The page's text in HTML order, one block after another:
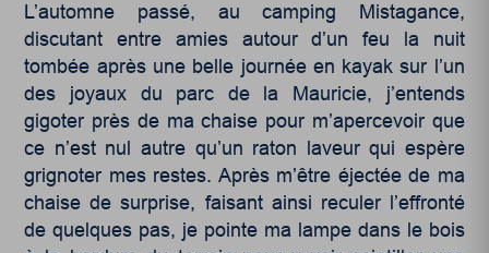
L’automne passé, au camping Mistagance,
discutant entre amies autour d’un feu la nuit
tombée après une belle journée en kayak sur l’un
des joyaux du parc de la Mauricie, j’entends
gigoter près de ma chaise pour m’apercevoir que
ce n’est nul autre qu’un raton laveur qui espère
grignoter mes restes. Après m’être éjectée de ma
chaise de surprise, faisant ainsi reculer l’effronté
de quelques pas, je pointe ma lampe dans le bois